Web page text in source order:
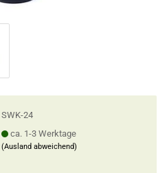
SWK-24
ca. 1-3 Werktage
(Ausland abweichend)